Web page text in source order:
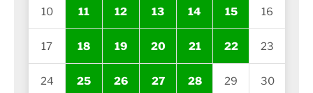
10 11 12 13 14 15 16
17 18 19 20 21 22 23
24 25 26 27 28 29 30